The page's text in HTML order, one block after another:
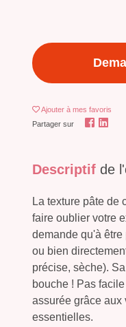
Ajouter à mes favoris
Partager sur
Descriptif de
La texture pâte de
faire oublier votre
demande qu'à
ou bien
précise, sèche).
bouche ! Pas
assurée grâce aux
essentielles.